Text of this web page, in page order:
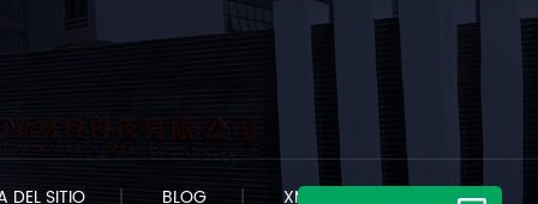
DEL SITIO | BLOG | XML